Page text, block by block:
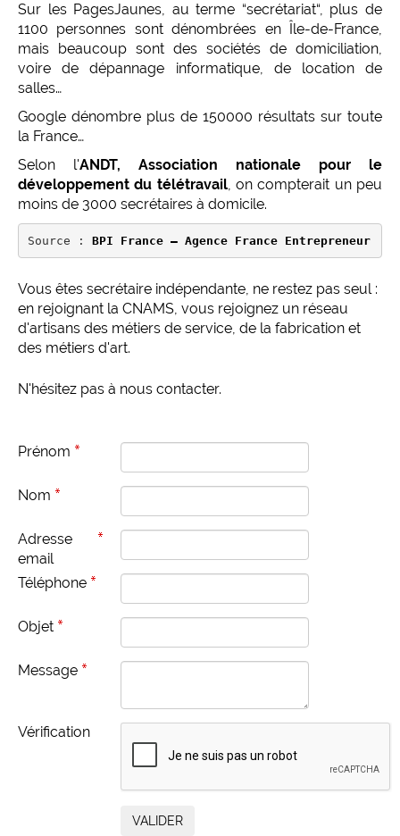
Sur les PagesJaunes, au terme “secrétariat“, plus de
1100 personnes sont dénombrées en Île-de-France,
mais beaucoup sont des sociétés de domiciliation,
voire de dépannage informatique, de location de
salles…
Google dénombre plus de 150000 résultats sur toute
la France…
Selon l'ANDT, Association nationale pour le
développement du télétravail, on compterait un peu
moins de 3000 secrétaires à domicile.
Source : BPI France – Agence France Entrepreneur
Vous êtes secrétaire indépendante, ne restez pas seul :
en rejoignant la CNAMS, vous rejoignez un réseau
d'artisans des métiers de service, de la fabrication et
des métiers d'art.
N'hésitez pas à nous contacter.
Prénom
Nom
Adresse
email
Téléphone
Objet
Message
Vérification